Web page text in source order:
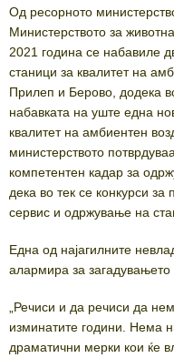
Од ресорното
Министерството за
2021 година се набавиле
станици за квалитет на
Прилеп и Берово, додека
набавката на уште една
квалитет на амбиентен
министерството
компетентен кадар за
дека во тек се конкурси
сервис и одржување на
Една од најагилните
алармира за загадувањето
„Речиси и да речиси да
изминатите години. Нема
драматични мерки кои ќе